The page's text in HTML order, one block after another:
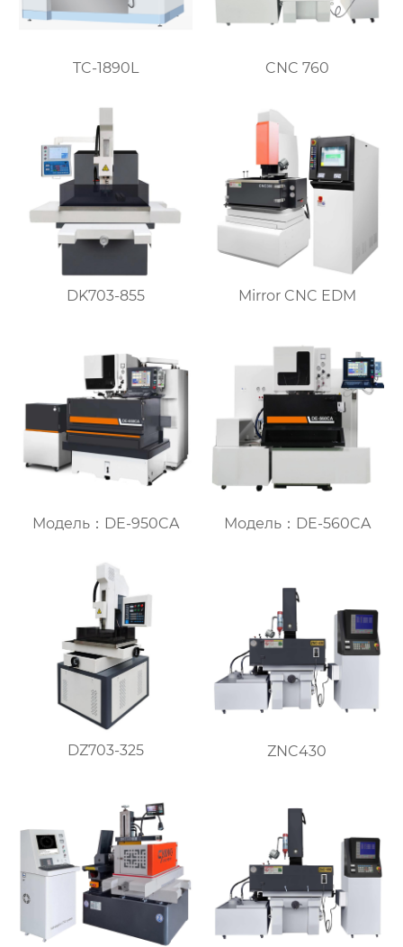
TC-1890L CNC 760
DK703-855 Mirror CNC EDM
Модель：DE-950CA Модель：DE-560CA
DZ703-325 ZNC430